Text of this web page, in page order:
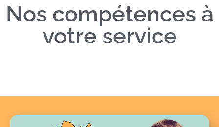
Nos compétences à
votre service